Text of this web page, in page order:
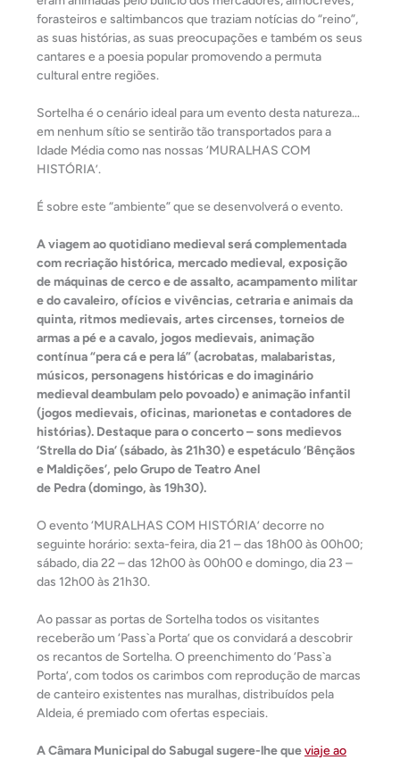
forasteiros e saltimbancos que traziam notícias do “reino”,
as suas histórias, as suas preocupações e também os seus
cantares e a poesia popular promovendo a permuta
cultural entre regiões.
Sortelha é o cenário ideal para um evento desta natureza…
em nenhum sítio se sentirão tão transportados para a
Idade Média como nas nossas ‘MURALHAS COM
HISTÓRIA’.
É sobre este “ambiente” que se desenvolverá o evento.
A viagem ao quotidiano medieval será complementada
com recriação histórica, mercado medieval, exposição
de máquinas de cerco e de assalto, acampamento militar
e do cavaleiro, ofícios e vivências, cetraria e animais da
quinta, ritmos medievais, artes circenses, torneios de
armas a pé e a cavalo, jogos medievais, animação
contínua “pera cá e pera lá” (acrobatas, malabaristas,
músicos, personagens históricas e do imaginário
medieval deambulam pelo povoado) e animação infantil
(jogos medievais, oficinas, marionetas e contadores de
histórias). Destaque para o concerto – sons medievos
‘Strella do Dia’ (sábado, às 21h30) e espetáculo ‘Bênçãos
e Maldições’, pelo Grupo de Teatro Anel
de Pedra (domingo, às 19h30).
O evento ‘MURALHAS COM HISTÓRIA’ decorre no
seguinte horário: sexta-feira, dia 21 – das 18h00 às 00h00;
sábado, dia 22 – das 12h00 às 00h00 e domingo, dia 23 –
das 12h00 às 21h30.
Ao passar as portas de Sortelha todos os visitantes
receberão um ‘Pass`a Porta’ que os convidará a descobrir
os recantos de Sortelha. O preenchimento do ‘Pass`a
Porta’, com todos os carimbos com reprodução de marcas
de canteiro existentes nas muralhas, distribuídos pela
Aldeia, é premiado com ofertas especiais.
A Câmara Municipal do Sabugal sugere-lhe queviaje ao